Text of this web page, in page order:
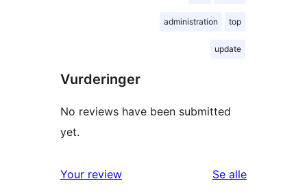
administration top
update
Vurderinger
No reviews have been submitted
yet.
Your review Se alleomtalene